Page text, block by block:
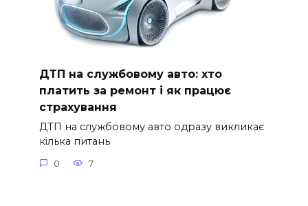
ДТП на службовому авто: хто
платить за ремонт і як працює
страхування
ДТП на службовому авто одразу викликає
кілька питань
0 7